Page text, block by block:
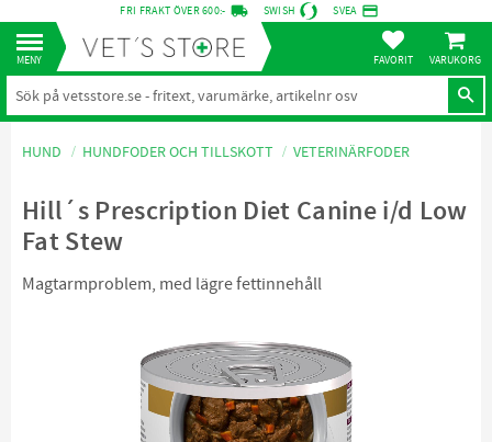
Meny
FRI FRAKT ÖVER 600:- local_shipping SWISH SVEA credit_card
FAVORITER
HUND HUNDFODER OCH TILLSKOTT VETERINÄRFODER
Hill´s Prescription Diet Canine i/d Low
Fat Stew
Magtarmproblem, med lägre fettinnehåll